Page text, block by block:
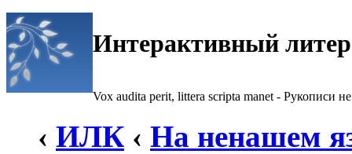
Интерактивный
Vox audita perit, littera scripta manet - Рукописи не
‹ ИЛК ‹ На ненашем